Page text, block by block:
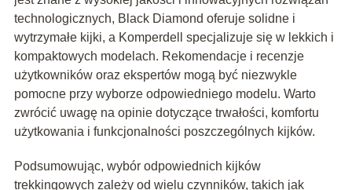
technologicznych, Black Diamond oferuje solidne i
wytrzymałe kijki, a Komperdell specjalizuje się w lekkich i
kompaktowych modelach. Rekomendacje i recenzje
użytkowników oraz ekspertów mogą być niezwykle
pomocne przy wyborze odpowiedniego modelu. Warto
zwrócić uwagę na opinie dotyczące trwałości, komfortu
użytkowania i funkcjonalności poszczególnych kijków.
Podsumowując, wybór odpowiednich kijków
trekkingowych zależy od wielu czynników, takich jak